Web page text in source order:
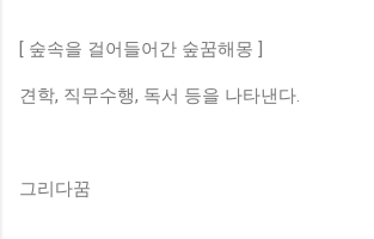
[ 숲속을 걸어들어간 숲꿈해몽 ]
견학, 직무수행, 독서 등을 나타낸다.
그리다꿈